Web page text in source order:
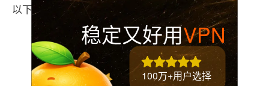
以下是他们在 10 个地点的平均值：
IKEv2： 168/46
*SoftEther ：
* 218/163
OpenVPN (UDP)：
73/79
稳定又好用VPN
100万+用户选择